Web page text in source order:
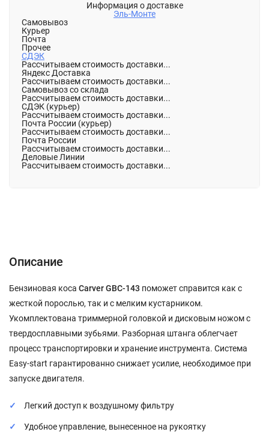
Информация о доставке
Эль-Монте
Самовывоз
Курьер
Почта
Прочее
СДЭК
Рассчитываем стоимость доставки...
Яндекс Доставка
Рассчитываем стоимость доставки...
Самовывоз со склада
Рассчитываем стоимость доставки...
СДЭК (курьер)
Рассчитываем стоимость доставки...
Почта России (курьер)
Рассчитываем стоимость доставки...
Почта России
Рассчитываем стоимость доставки...
Деловые Линии
Рассчитываем стоимость доставки...
Описание
Бензиновая коса Carver GBC-143 поможет справится как с
жесткой порослью, так и с мелким кустарником.
Укомплектована триммерной головкой и дисковым ножом с
твердосплавными зубьями. Разборная штанга облегчает
процесс транспортировки и хранение инструмента. Система
Easy-start гарантированно снижает усилие, необходимое при
запуске двигателя.
Легкий доступ к воздушному фильтру
Удобное управление, вынесенное на рукоятку